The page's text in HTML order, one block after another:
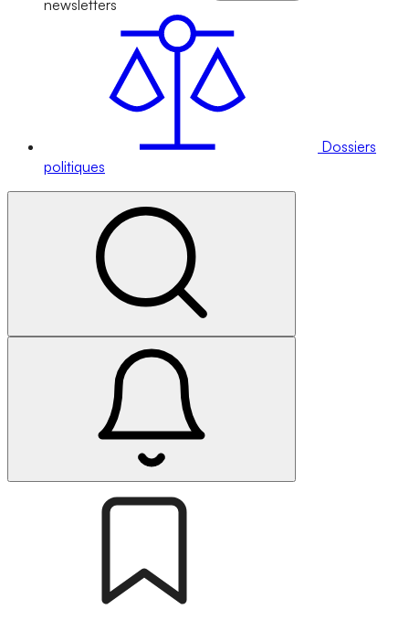
newsletters
Dossiers
politiques